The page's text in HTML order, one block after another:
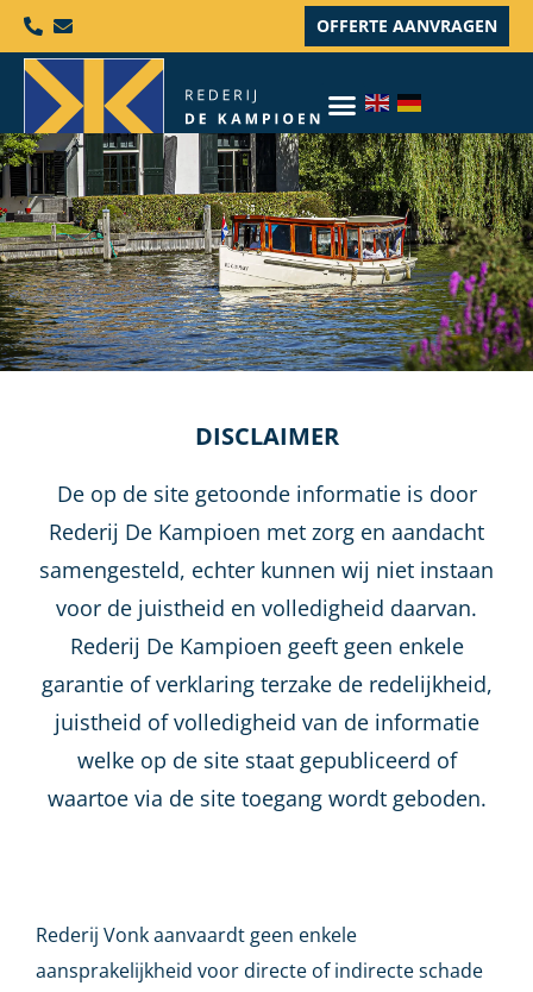
OFFERTE AANVRAGEN
DISCLAIMER
De op de site getoonde informatie is door
Rederij De Kampioen met zorg en aandacht
samengesteld, echter kunnen wij niet instaan
voor de juistheid en volledigheid daarvan.
Rederij De Kampioen geeft geen enkele
garantie of verklaring terzake de redelijkheid,
juistheid of volledigheid van de informatie
welke op de site staat gepubliceerd of
waartoe via de site toegang wordt geboden.
Rederij Vonk aanvaardt geen enkele
aansprakelijkheid voor directe of indirecte schade